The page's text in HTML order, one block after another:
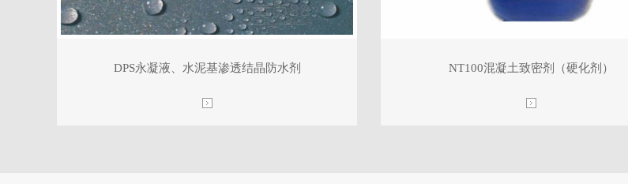
DPS永凝液、水泥基渗透结晶防水剂 NT100混凝土致密剂（硬化剂）